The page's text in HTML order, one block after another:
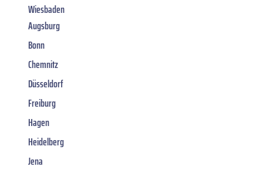
Wiesbaden
Augsburg
Bonn
Chemnitz
Düsseldorf
Freiburg
Hagen
Heidelberg
Jena